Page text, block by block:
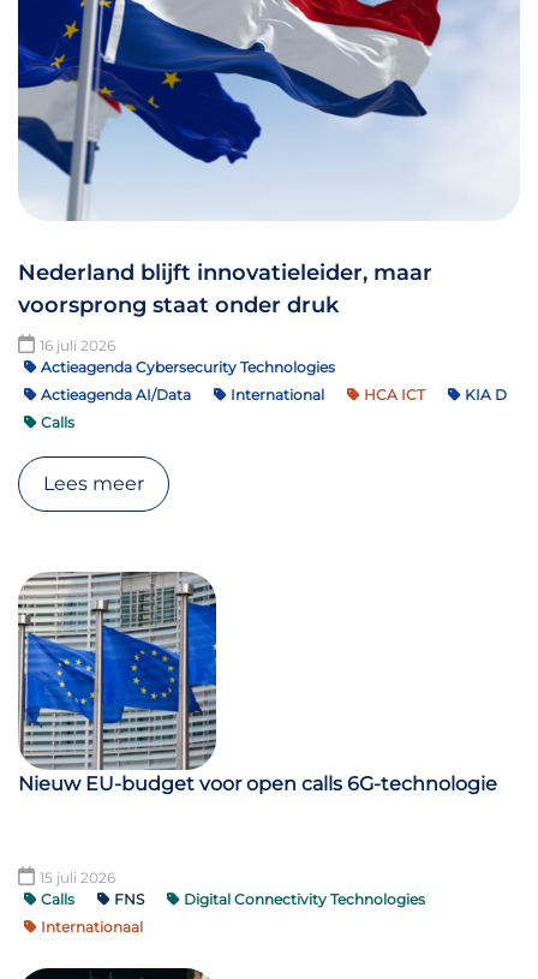
Nederland blijft innovatieleider, maar
voorsprong staat onder druk
16 juli 2026
Actieagenda Cybersecurity Technologies
Actieagenda AI/Data
International HCA ICT
KIA D
Calls
Lees meer
Nieuw EU-budget voor open calls 6G-technologie
15 juli 2026
Calls
FNS
Digital Connectivity Technologies
Internationaal